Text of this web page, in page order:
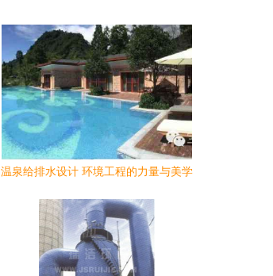
温泉给排水设计 环境工程的力量与美学